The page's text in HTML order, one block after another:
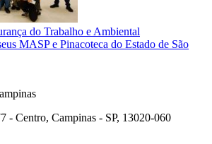
do Trabalho e Ambiental
MASP e Pinacoteca do Estado de São
- Centro, Campinas - SP, 13020-060